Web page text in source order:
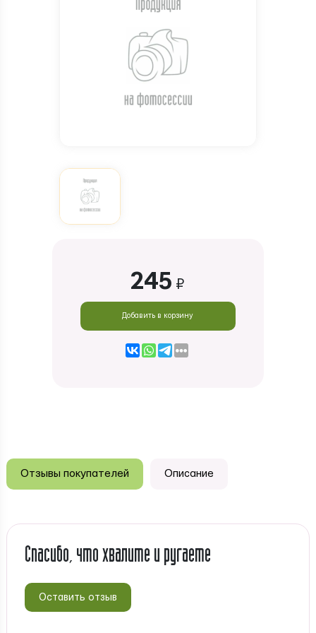
245 ₽
Добавить в корзину
Отзывы покупателей Описание
Спасибо, что хвалите и ругаете
Оставить отзыв